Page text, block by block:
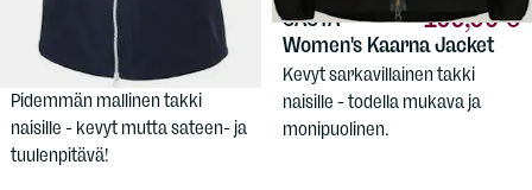
119,90 €
HELLY
HANSEN
Women's Long
Belfast Jacket
Pidemmän mallinen takki
naisille - kevyt mutta sateen- ja
tuulenpitävä!
199,90 €
SASTA
Women's Kaarna Jacket
Kevyt sarkavillainen takki
naisille - todella mukava ja
monipuolinen.